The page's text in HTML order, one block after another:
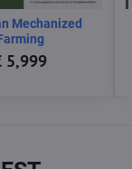
Mechanized
5,999